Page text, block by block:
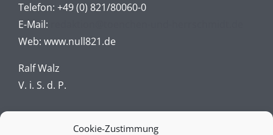
Cookie-Zustimmung
Telefon: +49 (0) 821/80060-0
E-Mail:
Web: www.null821.de
Ralf Walz
V. i. S. d. P.